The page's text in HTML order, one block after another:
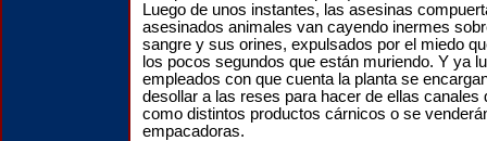
Luego de unos instantes, las asesinas
asesinados animales van cayendo inermes
sangre y sus orines, expulsados por el miedo
los pocos segundos que están muriendo. Y ya
empleados con que cuenta la planta se
desollar a las reses para hacer de ellas canales
como distintos productos cárnicos o se
empacadoras.